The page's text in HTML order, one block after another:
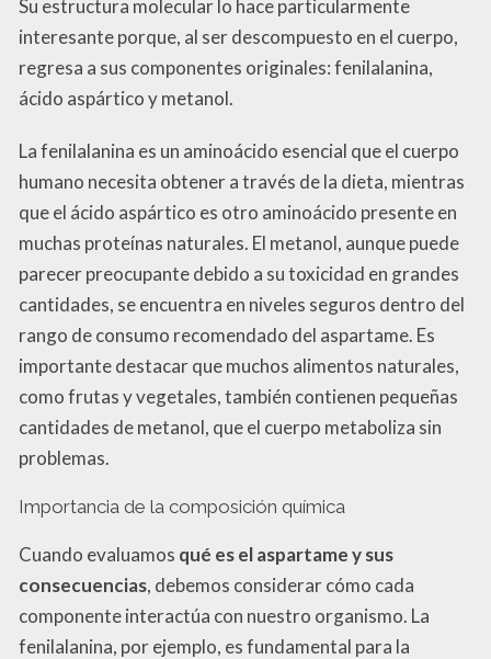
Su estructura molecular lo hace particularmente
interesante porque, al ser descompuesto en el cuerpo,
regresa a sus componentes originales: fenilalanina,
ácido aspártico y metanol.
La fenilalanina es un aminoácido esencial que el cuerpo
humano necesita obtener a través de la dieta, mientras
que el ácido aspártico es otro aminoácido presente en
muchas proteínas naturales. El metanol, aunque puede
parecer preocupante debido a su toxicidad en grandes
cantidades, se encuentra en niveles seguros dentro del
rango de consumo recomendado del aspartame. Es
importante destacar que muchos alimentos naturales,
como frutas y vegetales, también contienen pequeñas
cantidades de metanol, que el cuerpo metaboliza sin
problemas.
Importancia de la composición química
Cuando evaluamos qué es el aspartame y sus
consecuencias, debemos considerar cómo cada
componente interactúa con nuestro organismo. La
fenilalanina, por ejemplo, es fundamental para la